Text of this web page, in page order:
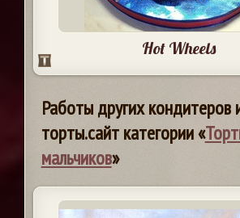
Hot Wheels
Работы других кондитеров
торты.сайт категории «
мальчиков»